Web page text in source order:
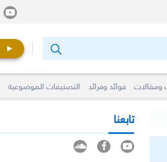
ومقالات فوائد وفرائد التصنيفات الموضوعية
تابعنا